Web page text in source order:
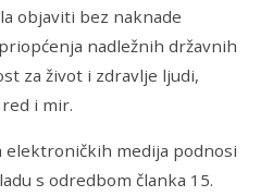
objaviti bez naknade
nadležnih državnih
za život i zdravlje ljudi,
i mir.
elektroničkih medija podnosi
s odredbom članka 15.